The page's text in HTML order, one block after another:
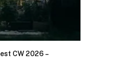
CW 2026 –